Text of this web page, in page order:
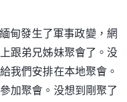
甸發生了軍事政變，網
跟弟兄姊妹聚會了。没
我們安排在本地聚會。
加聚會。没想到剛聚了